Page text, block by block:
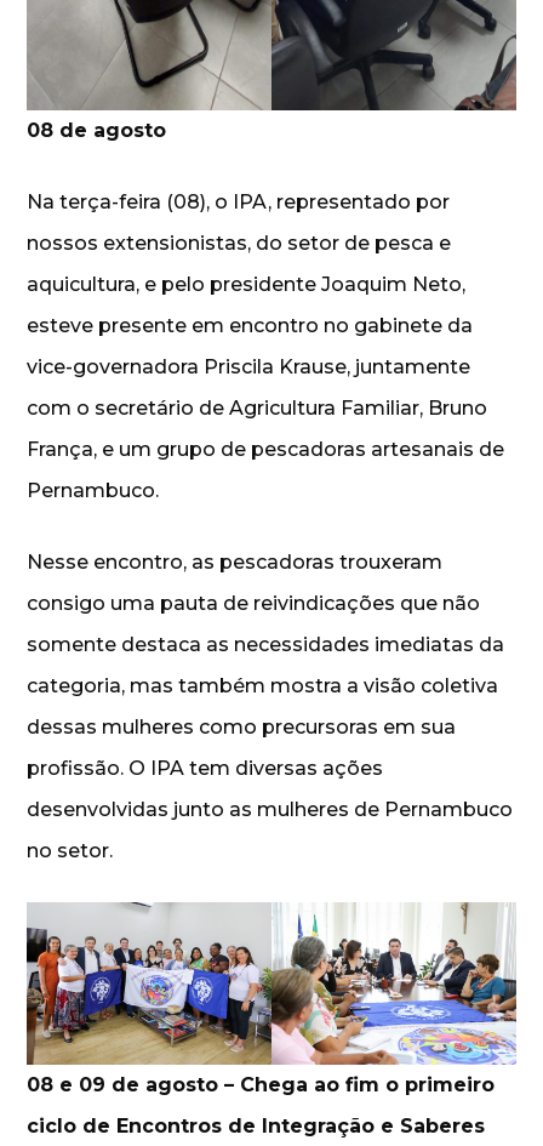
08 de agosto
Na terça-feira (08), o IPA, representado por
nossos extensionistas, do setor de pesca e
aquicultura, e pelo presidente Joaquim Neto,
esteve presente em encontro no gabinete da
vice-governadora Priscila Krause, juntamente
com o secretário de Agricultura Familiar, Bruno
França, e um grupo de pescadoras artesanais de
Pernambuco.
Nesse encontro, as pescadoras trouxeram
consigo uma pauta de reivindicações que não
somente destaca as necessidades imediatas da
categoria, mas também mostra a visão coletiva
dessas mulheres como precursoras em sua
profissão. O IPA tem diversas ações
desenvolvidas junto as mulheres de Pernambuco
no setor.
08 e 09 de agosto – Chega ao fim o primeiro
ciclo de Encontros de Integração e Saberes